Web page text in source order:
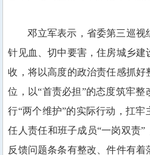
邓立军表示，省委第三巡视
针见血、切中要害，住房城乡
收，将以高度的政治责任感抓
位，以“首责必担”的态度筑牢
行“两个维护”的实际行动，扛
任人责任和班子成员“一岗双责
反馈问题条条有整改、件件有